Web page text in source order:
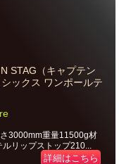
STAG（キャプテン
ックス ワンポールテ
3000mm重量11500g材
リップストップ210...
詳細はこちら